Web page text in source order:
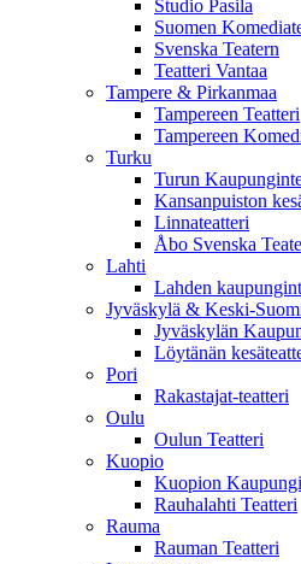
Studio Pasila
Suomen
Svenska Teatern
Teatteri Vantaa
Tampere & Pirkanmaa
Tampereen Teatteri
Tampereen
Turku
Turun
Kansanpuiston
Linnateatteri
Åbo Svenska
Lahti
Lahden
Jyväskylä & Keski-
Jyväskylän
Löytänän
Pori
Rakastajat-teatteri
Oulu
Oulun Teatteri
Kuopio
Kuopion
Rauhalahti Teatteri
Rauma
Rauman Teatteri